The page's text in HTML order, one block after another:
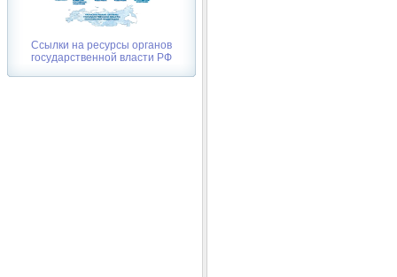
Ссылки на ресурсы органов
государственной власти РФ